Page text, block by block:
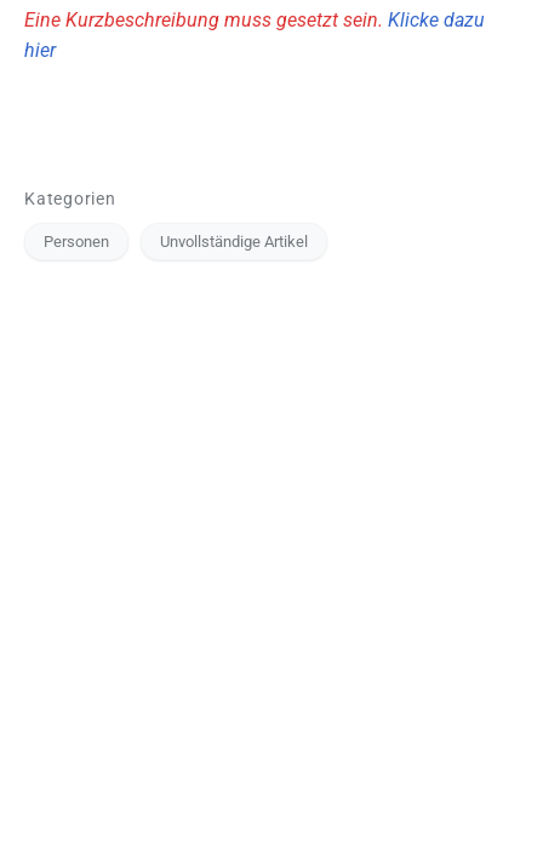
Eine Kurzbeschreibung muss gesetzt sein. Klicke dazu
hier
Kategorien
Personen Unvollständige Artikel